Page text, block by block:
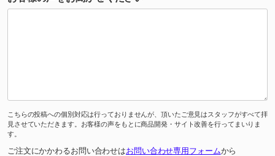
こちらの投稿への個別対応は行っておりませんが、頂いたご意見はスタッフがすべて拝
見させていただきます。お客様の声をもとに商品開発・サイト改善を行ってまいりま
す。
ご注文にかかわるお問い合わせはお問い合わせ専用フォームから